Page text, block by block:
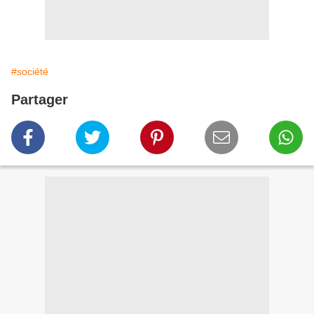
#société
Partager